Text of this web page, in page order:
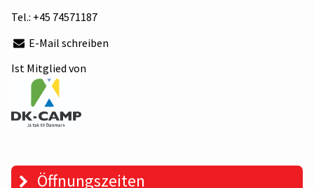
Tel.: +45 74571187
E-Mail schreiben
Ist Mitglied von
Öffnungszeiten